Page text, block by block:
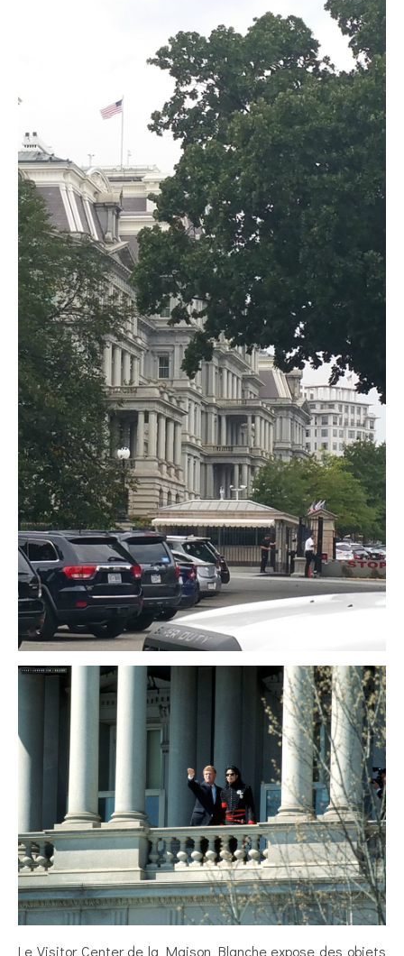
Le Visitor Center de la Maison Blanche expose des objets